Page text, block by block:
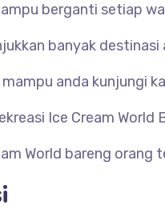
berganti setiap
banyak
anda kunjungi
Ice Cream World
World bareng